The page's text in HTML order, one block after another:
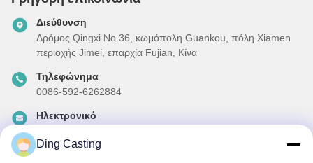
Διεύθυνση
Δρόμος Qingxi No.36, κωμόπολη Guankou, πόλη Xiamen
περιοχής Jimei, επαρχία Fujian, Κίνα
Τηλεφώνημα
0086-592-6262884
Ηλεκτρονικό
Ding Casting